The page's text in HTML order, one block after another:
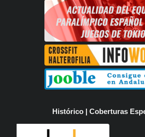
Histórico | Coberturas